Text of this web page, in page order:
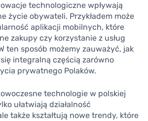
technologiczne wpływają
życie obywateli. Przykładem może
aplikacji mobilnych, które
zakupy czy korzystanie z usług
ten sposób możemy zauważyć, jak
integralną częścią zarówno
prywatnego Polaków.
technologie w polskiej
ułatwiają działalność
także kształtują nowe trendy, które